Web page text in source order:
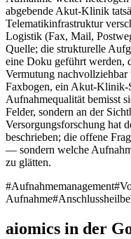
abgebende Akut-Klinik
Telematikinfrastruktur
Logistik (Fax, Mail,
Quelle; die strukturelle
eine Doku geführt werden,
Vermutung
Faxbogen, ein Akut-Klinik-
Aufnahmequalität bemisst
Felder, sondern an der
Versorgungsforschung hat
beschrieben; die offene
— sondern welche
zu glätten.
#Aufnahmemanagement#
Aufnahme#
aiomics in der